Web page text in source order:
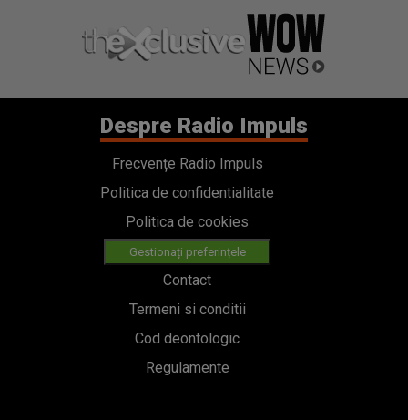
Despre Radio Impuls
Frecvențe Radio Impuls
Politica de confidentialitate
Politica de cookies
Gestionați preferințele
Contact
Termeni si conditii
Cod deontologic
Regulamente